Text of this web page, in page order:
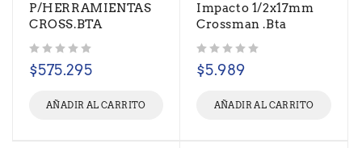
P/HERRAMIENTAS
CROSS.BTA
$575.295
AÑADIR AL CARRITO
Impacto 1/2x17mm
Crossman .Bta
$5.989
AÑADIR AL CARRITO